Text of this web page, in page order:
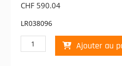
CHF590.04
LR038096
quantité
de
Ajouter au